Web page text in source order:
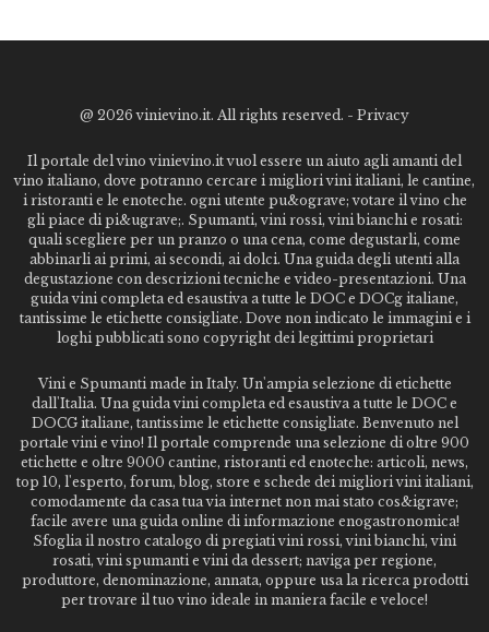
@ 2026 vinievino.it. All rights reserved. - Privacy
Il portale del vino vinievino.it vuol essere un aiuto agli amanti del
vino italiano, dove potranno cercare i migliori vini italiani, le cantine,
i ristoranti e le enoteche. ogni utente pu&ograve; votare il vino che
gli piace di pi&ugrave;. Spumanti, vini rossi, vini bianchi e rosati:
quali scegliere per un pranzo o una cena, come degustarli, come
abbinarli ai primi, ai secondi, ai dolci. Una guida degli utenti alla
degustazione con descrizioni tecniche e video-presentazioni. Una
guida vini completa ed esaustiva a tutte le DOC e DOCg italiane,
tantissime le etichette consigliate. Dove non indicato le immagini e i
loghi pubblicati sono copyright dei legittimi proprietari
Vini e Spumanti made in Italy. Un'ampia selezione di etichette
dall'Italia. Una guida vini completa ed esaustiva a tutte le DOC e
DOCG italiane, tantissime le etichette consigliate. Benvenuto nel
portale vini e vino! Il portale comprende una selezione di oltre 900
etichette e oltre 9000 cantine, ristoranti ed enoteche: articoli, news,
top 10, l'esperto, forum, blog, store e schede dei migliori vini italiani,
comodamente da casa tua via internet non mai stato cos&igrave;
facile avere una guida online di informazione enogastronomica!
Sfoglia il nostro catalogo di pregiati vini rossi, vini bianchi, vini
rosati, vini spumanti e vini da dessert; naviga per regione,
produttore, denominazione, annata, oppure usa la ricerca prodotti
per trovare il tuo vino ideale in maniera facile e veloce!